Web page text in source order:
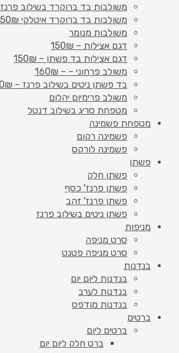
משולבות בד ברוקרד בשילוב פרנז 130₪
משולבות בד ברוקרד איטלקי 150₪
משולבות מנומר
דגם אצילות – 150₪
דגם אצילות בד פשתן – 150₪
משולב פרחוני – – 160₪
בד פשתן ניטים בשילוב פרנז – 100₪
משולב פרימיום יהלום
מטפחת סריג בשילוב דנטל
מטפחת פשמינה
פשמינה רקום
פשמינה לורקס
פשתן
פשתן חלק
פשתן פרנז' כסף
פשתן פרנז' זהב
פשתן ניטים בשילוב פרנז
מניפות
סרט מניפה
סרט מניפה פטנט
בנדנות
בנדנות ליום יום
בנדנות לערב
בנדנות מודפס
ברטים
ברטים ליום
ברט חלק ליום יום